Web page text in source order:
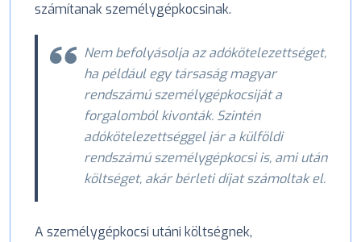
számítanak személygépkocsinak.
Nem befolyásolja az adókötelezettséget,
ha például egy társaság magyar
rendszámú személygépkocsiját a
forgalomból kivonták. Szintén
adókötelezettséggel jár a külföldi
rendszámú személygépkocsi is, ami után
költséget, akár bérleti díjat számoltak el.
A személygépkocsi utáni költségnek,